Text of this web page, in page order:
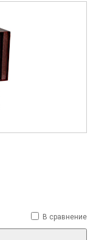
В сравнение